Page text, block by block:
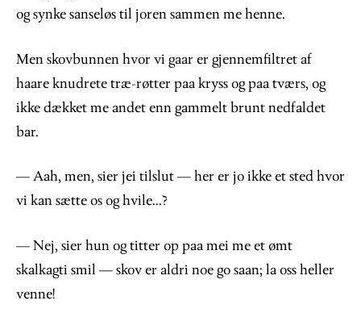
og synke sanseløs til joren sammen me henne.
Men skovbunnen hvor vi gaar er gjennemfiltret af
haare knudrete træ-røtter paa kryss og paa tværs, og
ikke dækket me andet enn gammelt brunt nedfaldet
bar.
— Aah, men, sier jei tilslut — her er jo ikke et sted hvor
vi kan sætte os og hvile...?
— Nej, sier hun og titter op paa mei me et ømt
skalkagti smil — skov er aldri noe go saan; la oss heller
venne!